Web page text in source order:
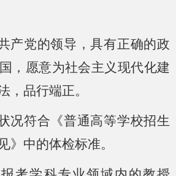
产党的领导，具有正确的政
，愿意为社会主义现代化建
，品行端正。
况符合《普通高等学校招生
》中的体检标准。